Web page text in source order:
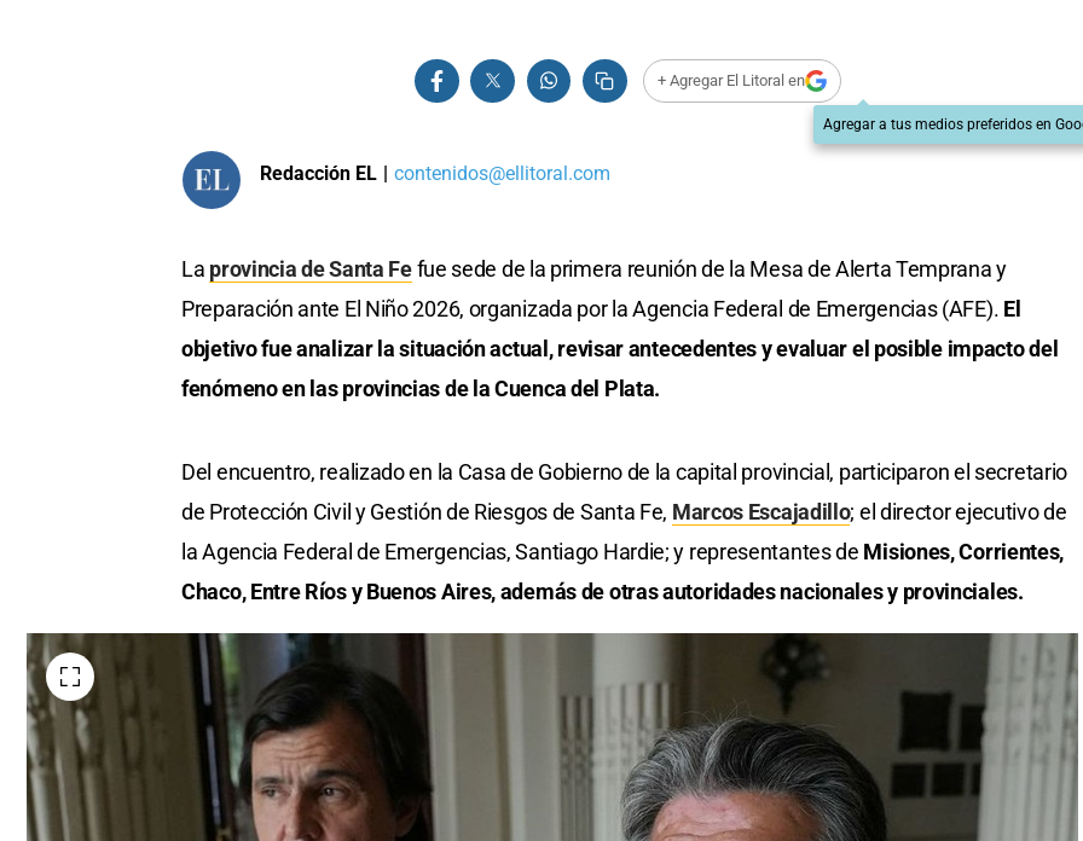
+ Agregar El Litoral en
Agregar a tus medios preferidos en
Redacción EL | contenidos@ellitoral.com
La provincia de Santa Fefue sede de la primera reunión de la Mesa de Alerta Temprana y
Preparación ante El Niño 2026, organizada por la Agencia Federal de Emergencias (AFE). El
objetivo fue analizar la situación actual, revisar antecedentes y evaluar el posible impacto del
fenómeno en las provincias de la Cuenca del Plata.
Del encuentro, realizado en la Casa de Gobierno de la capital provincial, participaron el secretario
de Protección Civil y Gestión de Riesgos de Santa Fe, Marcos Escajadillo; el director ejecutivo de
la Agencia Federal de Emergencias, Santiago Hardie; y representantes de Misiones, Corrientes,
Chaco, Entre Ríos y Buenos Aires, además de otras autoridades nacionales y provinciales.